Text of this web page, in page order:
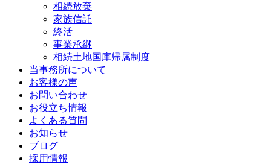
相続放棄
家族信託
終活
事業承継
相続土地国庫帰属制度
当事務所について
お客様の声
お問い合わせ
お役立ち情報
よくある質問
お知らせ
ブログ
採用情報